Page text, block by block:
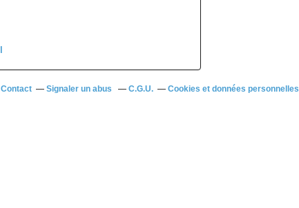
Contact Signaler un abus C.G.U. Cookies et données personnelles